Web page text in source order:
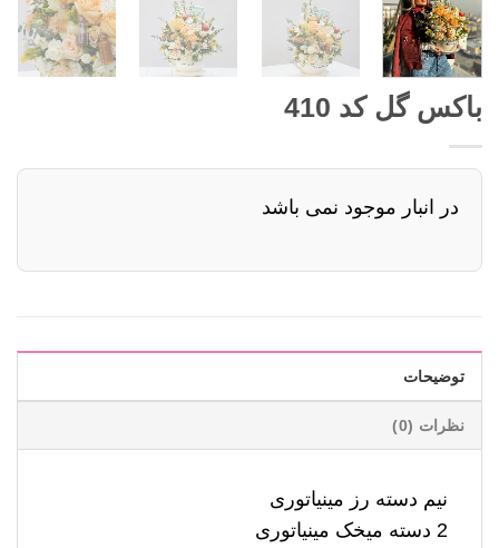
باکس گل کد 410
در انبار موجود نمی باشد
توضیحات
نظرات (0)
نیم دسته رز مینیاتوری
2 دسته میخک مینیاتوری